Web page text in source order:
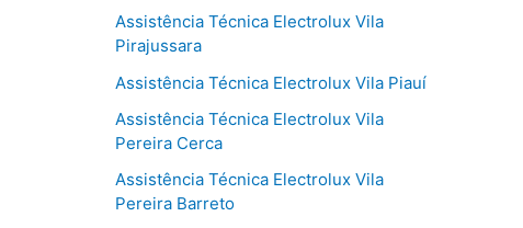
Assistência Técnica Electrolux Vila
Pirajussara
Assistência Técnica Electrolux Vila Piauí
Assistência Técnica Electrolux Vila
Pereira Cerca
Assistência Técnica Electrolux Vila
Pereira Barreto